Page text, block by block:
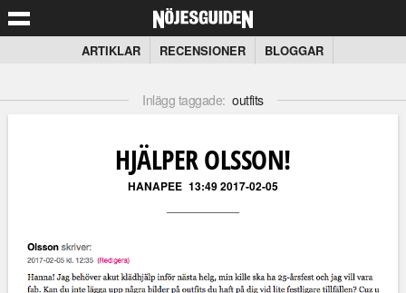
ARTIKLAR RECENSIONER BLOGGAR
Inlägg taggade: outfits
HJÄLPER OLSSON!
HANAPEE 13:49 2017-02-05